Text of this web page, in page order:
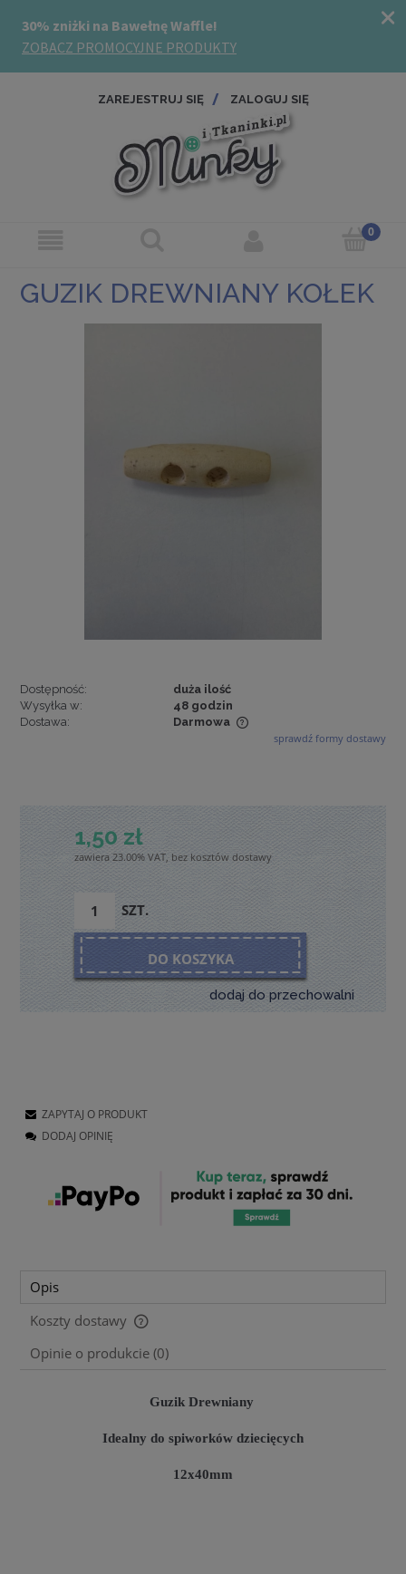
ZAREJESTRUJ SIĘ ZALOGUJ SIĘ
GUZIK DREWNIANY KOŁEK
Dostępność:
duża ilość
Wysyłka w:
48 godzin
Dostawa:
Darmowa
Cena nie zawiera ewentualnych kosztów płatności
sprawdź formy dostawy
1,50 zł
zawiera 23.00% VAT, bez kosztów dostawy
SZT.
DO KOSZYKA
dodaj do przechowalni
ZAPYTAJ O PRODUKT
DODAJ OPINIĘ
Opis
Koszty dostawy
Cena nie zawiera ewentualnych kosztów płatności
Opinie o produkcie (0)
Guzik Drewniany
Idealny do spiworków dziecięcych
12x40mm